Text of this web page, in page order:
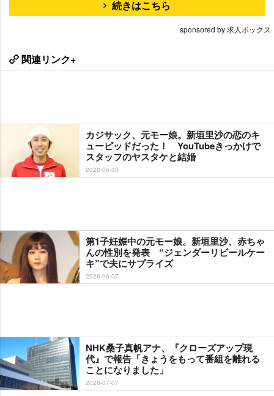
続きはこちら
sponsored by 求人ボックス
関連リンク+
カジサック、元モー娘。新垣里沙の恋のキ
ューピッドだった！ YouTubeきっかけで
スタッフのヤスタケと結婚
2022-06-30
第1子妊娠中の元モー娘。新垣里沙、赤ちゃ
んの性別を発表 “ジェンダーリビールケー
キ”で夫にサプライズ
2026-06-07
NHK桑子真帆アナ、『クローズアップ現
代』で報告「きょうをもって番組を離れる
ことになりました」
2026-07-07